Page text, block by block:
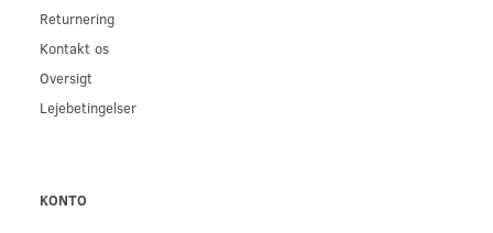
Returnering
Kontakt os
Oversigt
Lejebetingelser
KONTO